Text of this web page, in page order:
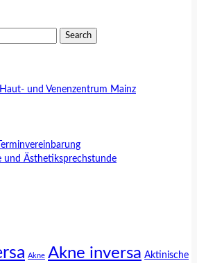
und Venenzentrum Mainz
und Ästhetiksprechstunde
Akne Akne inversa Aktinische